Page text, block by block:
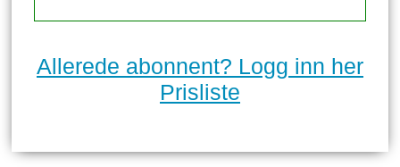
Allerede abonnent? Logg inn her
Prisliste